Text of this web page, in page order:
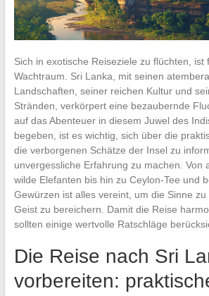
Sich in exotische Reiseziele zu flüchten, ist
Wachtraum. Sri Lanka, mit seinen
Landschaften, seiner reichen Kultur und
Stränden, verkörpert eine bezaubernde
auf das Abenteuer in diesem Juwel des
begeben, ist es wichtig, sich über die
die verborgenen Schätze der Insel zu
unvergessliche Erfahrung zu machen. Von
wilde Elefanten bis hin zu Ceylon-Tee und
Gewürzen ist alles vereint, um die Sinne
Geist zu bereichern. Damit die Reise
sollten einige wertvolle Ratschläge
Die Reise nach Sri
vorbereiten: